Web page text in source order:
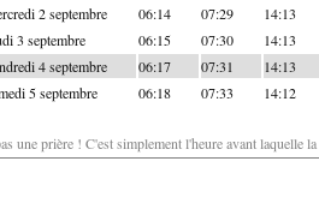
2 septembre 06:14 07:29 14:13
3 septembre 06:15 07:30 14:13
4 septembre 06:17 07:31 14:13
5 septembre 06:18 07:33 14:12
une prière ! C'est simplement l'heure avant laquelle